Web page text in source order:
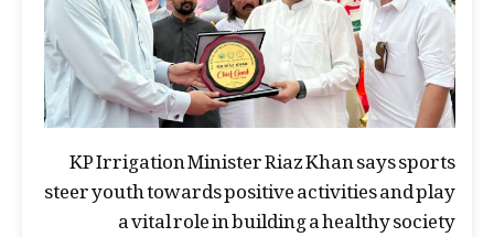
KP Irrigation Minister Riaz Khan says sports
steer youth towards positive activities and play
a vital role in building a healthy society